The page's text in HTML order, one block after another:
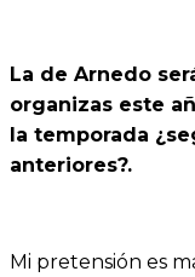
La de Arnedo
organizas este
la temporada
anteriores?.
Mi pretensión es